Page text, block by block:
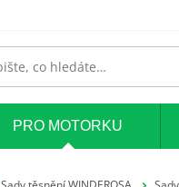
PRO MOTORKU